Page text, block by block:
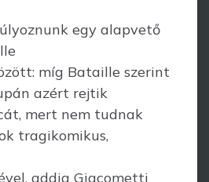
egy alapvető
míg Bataille szerint
azért rejtik
mert nem tudnak
tragikomikus,
addig Giacometti